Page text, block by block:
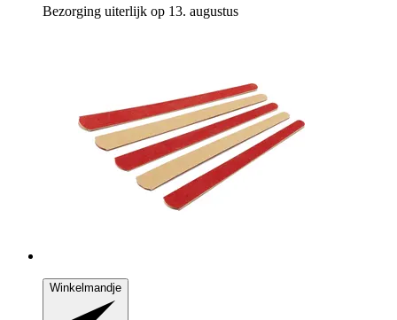
Bezorging uiterlijk op 13. augustus
Winkelmandje